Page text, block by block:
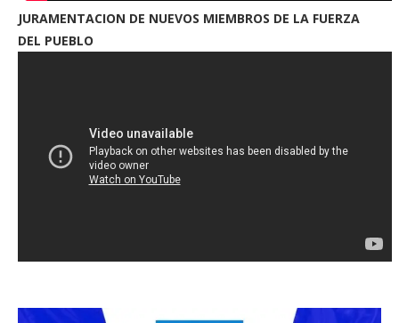
JURAMENTACION DE NUEVOS MIEMBROS DE LA FUERZA
DEL PUEBLO